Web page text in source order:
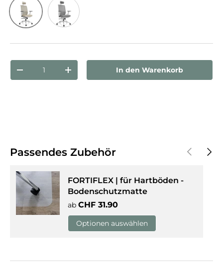
Anzahl
Menge verringernMenge erhöhenIn den Warenkorb
Passendes Zubehör Vorherige
FORTIFLEX | für Hartböden -
Bodenschutzmatte
ab Normaler Preis
CHF 31.90
Optionen auswählen